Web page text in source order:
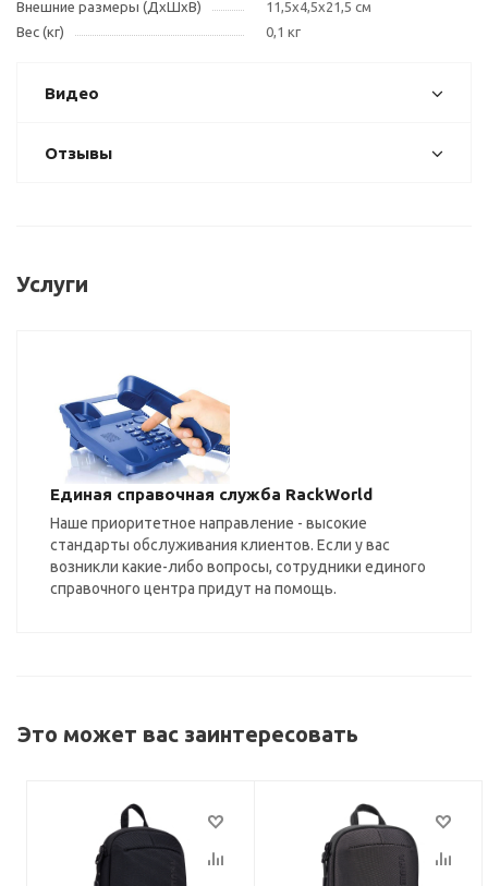
Внешние размеры (ДxШxВ)
11,5x4,5x21,5 см
Вес (кг)
0,1 кг
Видео
Отзывы
Услуги
Единая справочная служба RackWorld
Наше приоритетное направление - высокие
стандарты обслуживания клиентов. Если у вас
возникли какие-либо вопросы, сотрудники единого
справочного центра придут на помощь.
Это может вас заинтересовать